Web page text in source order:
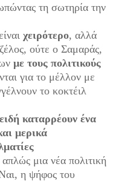
τη σωτηρία την
χειρότερο, αλλά
ούτε ο Σαμαράς,
με τους πολιτικούς
για το μέλλον με
το κοκτέιλ
καταρρέουν ένα
μερικά
μια νέα πολιτική
η ψήφος του